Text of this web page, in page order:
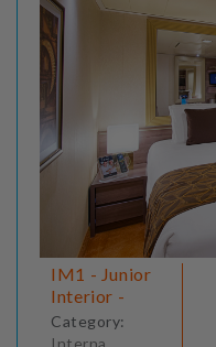
IM1 - Junior
Interior -
Category:
Interna